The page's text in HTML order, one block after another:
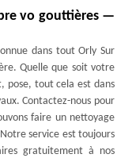
vo gouttières —
dans tout Orly Sur
Quelle que soit votre
pose, tout cela est dans
Contactez-nous pour
faire un nettoyage
service est toujours
gratuitement à nos